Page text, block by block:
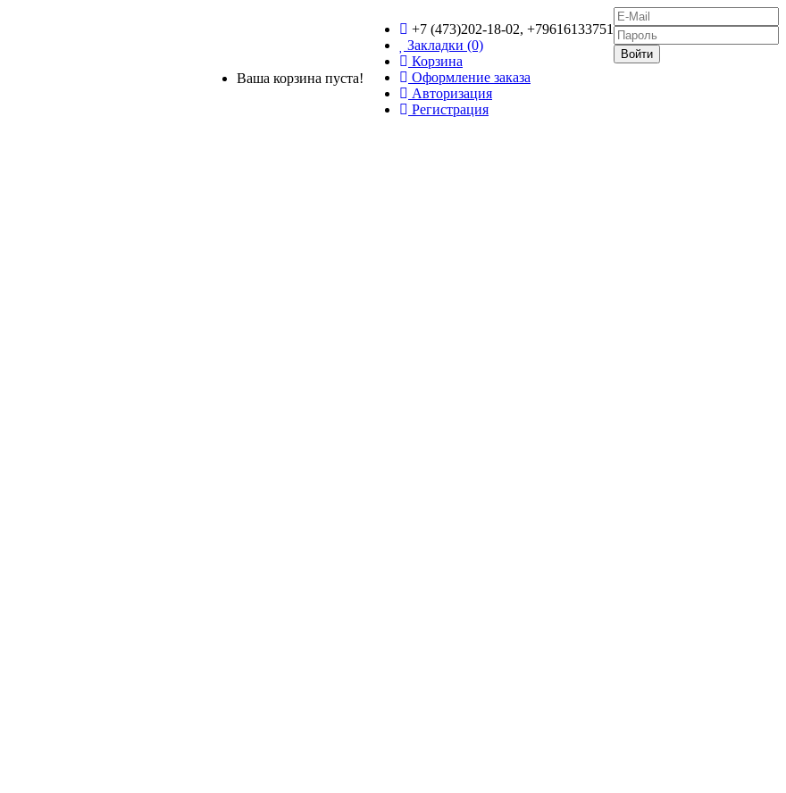
+7 (473)202-18-02, +79616133751
Закладки (0)
Корзина
Оформление заказа
Авторизация
Регистрация
Ваша корзина пуста!